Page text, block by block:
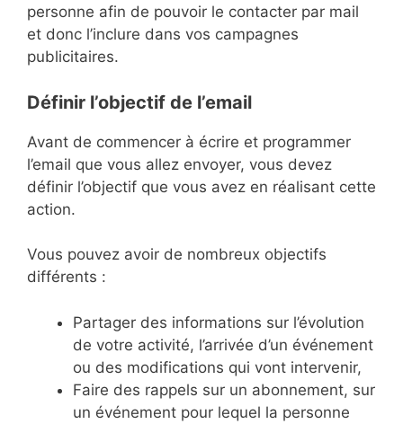
personne afin de pouvoir le contacter par mail
et donc l’inclure dans vos campagnes
publicitaires.
Définir l’objectif de l’email
Avant de commencer à écrire et programmer
l’email que vous allez envoyer, vous devez
définir l’objectif que vous avez en réalisant cette
action.
Vous pouvez avoir de nombreux objectifs
différents :
Partager des informations sur l’évolution
de votre activité, l’arrivée d’un événement
ou des modifications qui vont intervenir,
Faire des rappels sur un abonnement, sur
un événement pour lequel la personne